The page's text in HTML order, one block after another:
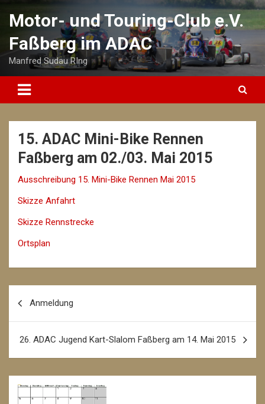
content
Motor- und Touring-Club e.V.
Faßberg im ADAC
Manfred Sudau RIng
15. ADAC Mini-Bike Rennen
Faßberg am 02./03. Mai 2015
Ausschreibung 15. Mini-Bike Rennen Mai 2015
Skizze Anfahrt
Skizze Rennstrecke
Ortsplan
Navigation
Anmeldung
26. ADAC Jugend Kart-Slalom Faßberg am 14. Mai 2015